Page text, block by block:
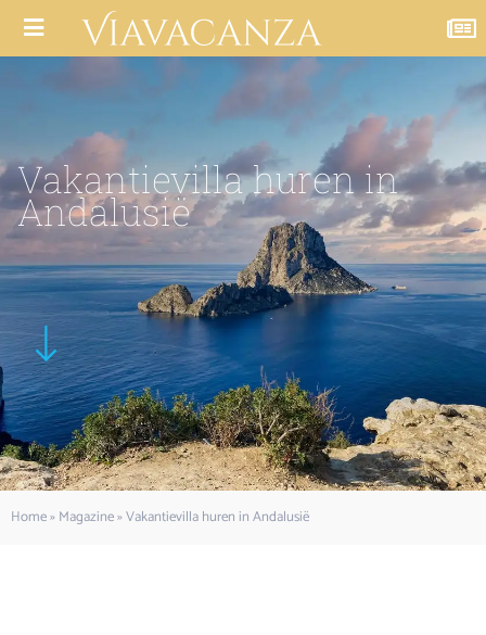
Vakantievilla huren in
Andalusië
Home»Magazine»Vakantievilla huren in Andalusië